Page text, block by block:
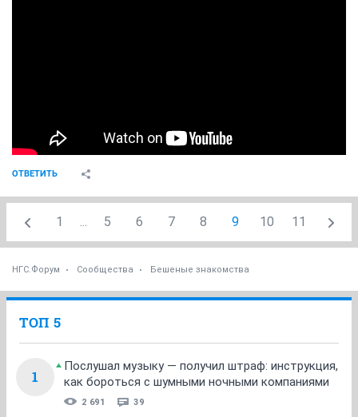
ОТВЕТИТЬ
1 ... 5 6 7 8 9 10 11
НГС.Форум Сообщества Бешеные знакомства
ТОП 5
1
Послушал музыку — получил штраф: инструкция,
как бороться с шумными ночными компаниями
2 691 39